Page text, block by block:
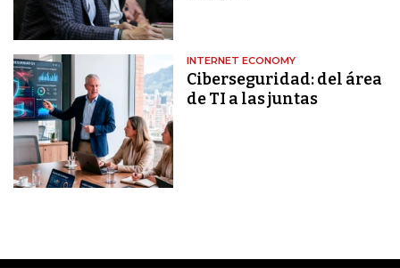
INTERNET ECONOMY
Ciberseguridad: del área
de TI a las juntas